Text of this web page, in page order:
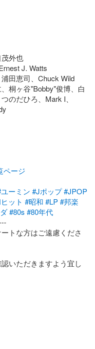
外也
J. Watts
田恵司、Chuck Wild
桐ヶ谷"Bobby"俊博、白
のだひろ、Mark I、
ページ
ーミン #Jポップ#JPOP
ット #昭和 #LP#邦楽
#80s #80年代
トな方はご遠慮くださ
いただきますよう宜し